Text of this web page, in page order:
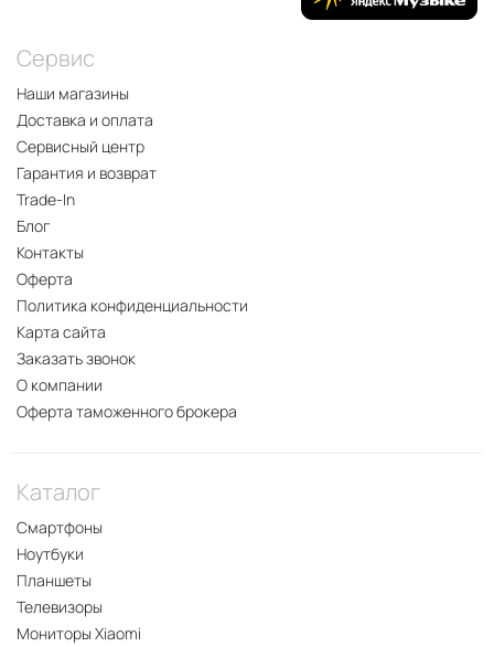
Сервис
Наши магазины
Доставка и оплата
Сервисный центр
Гарантия и возврат
Trade-In
Блог
Контакты
Оферта
Политика конфиденциальности
Карта сайта
Заказать звонок
О компании
Оферта таможенного брокера
Каталог
Смартфоны
Ноутбуки
Планшеты
Телевизоры
Мониторы Xiaomi